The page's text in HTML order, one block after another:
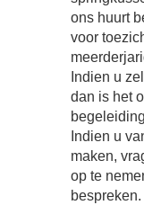
ons huurt
voor
Indien u
dan is het
Indien u
maken,
op te
bespreken.